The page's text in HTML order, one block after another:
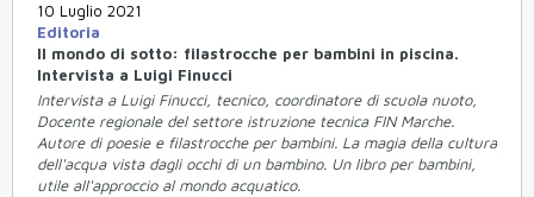
10 Luglio 2021
Editoria
Il mondo di sotto: filastrocche per bambini in piscina.
Intervista a Luigi Finucci
Intervista a Luigi Finucci, tecnico, coordinatore di scuola nuoto,
Docente regionale del settore istruzione tecnica FIN Marche.
Autore di poesie e filastrocche per bambini. La magia della cultura
dell'acqua vista dagli occhi di un bambino. Un libro per bambini,
utile all'approccio al mondo acquatico.